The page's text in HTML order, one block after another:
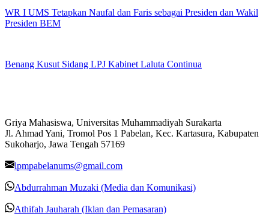
WR I UMS Tetapkan Naufal dan Faris sebagai Presiden dan Wakil
Presiden BEM
Benang Kusut Sidang LPJ Kabinet Laluta Continua
Griya Mahasiswa, Universitas Muhammadiyah Surakarta
Jl. Ahmad Yani, Tromol Pos 1 Pabelan, Kec. Kartasura, Kabupaten
Sukoharjo, Jawa Tengah 57169
lpmpabelanums@gmail.com
Abdurrahman Muzaki (Media dan Komunikasi)
Athifah Jauharah (Iklan dan Pemasaran)